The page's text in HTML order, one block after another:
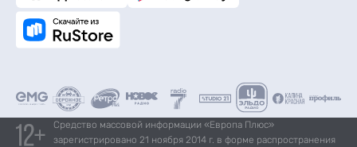
Средство массовой информации «Европа Плюс»
зарегистрировано 21 ноября 2014 г. в форме распространения